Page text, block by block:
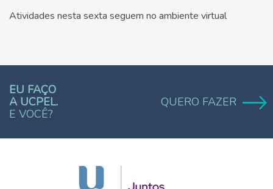
Atividades nesta sexta seguem no ambiente virtual
EU FAÇO
A UCPEL.
E VOCÊ?
QUERO FAZER